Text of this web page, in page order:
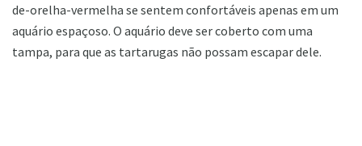
de-orelha-vermelha se sentem confortáveis ​​apenas em um
aquário espaçoso. O aquário deve ser coberto com uma
tampa, para que as tartarugas não possam escapar dele.